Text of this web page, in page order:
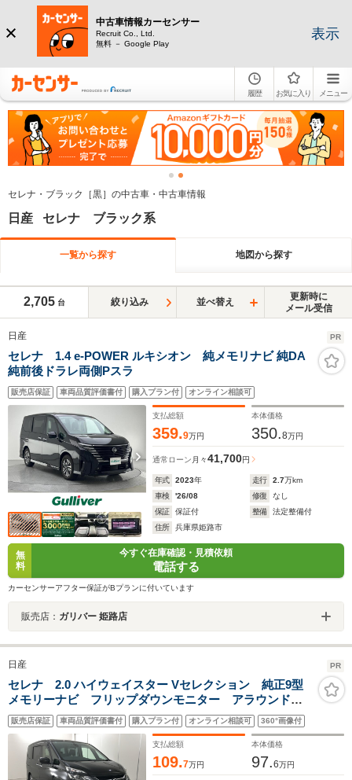
中古車情報カーセンサー
Recruit Co., Ltd.
無料 － Google Play
表示
履歴 お気に入り メニュー
セレナ・ブラック［黒］の中古車・中古車情報
日産 セレナ ブラック系
一覧から探す 地図から探す
2,705 台 絞り込み 並べ替え
更新時に
メール受信
日産 PR
セレナ 1.4 e-POWER ルキシオン 純メモリナビ 純DA
純前後ドラレ両側Pスラ
販売店保証 車両品質評価書付 購入プラン付 オンライン相談可
支払総額
359.9万円
本体価格
350.8万円
通常ローン 月々41,700円
年式 2023年 走行 2.7万km
車検
'26/08 修復
なし
保証
保証付 整備
法定整備付
住所
兵庫県姫路市
無
料
今すぐ在庫確認・見積依頼
電話する
カーセンサーアフター保証がBプランに付いています
販売店： ガリバー 姫路店
日産 PR
セレナ 2.0 ハイウェイスター Vセレクション 純正9型
メモリーナビ フリップダウンモニター アラウンドビ
ューモニター プロパイロット 電子スマートルームミ
ラー ドライブレコーダー 衝突軽減ブレーキ レーン
キープ 両側電動スライドドア
販売店保証 車両品質評価書付 購入プラン付 オンライン相談可 360°画像付
支払総額
109.7万円
本体価格
97.6万円